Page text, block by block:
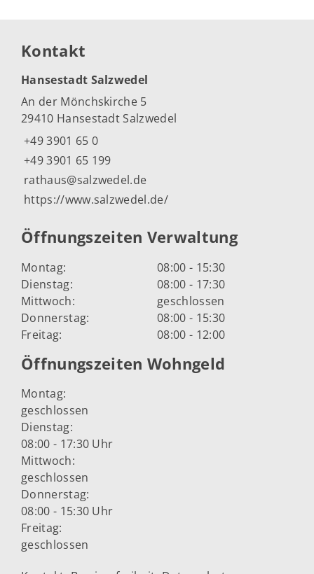
Kontakt
Hansestadt Salzwedel
An der Mönchskirche 5
29410 Hansestadt Salzwedel
+49 3901 65 0
+49 3901 65 199
rathaus@salzwedel.de
https://www.salzwedel.de/
Öffnungszeiten Verwaltung
Montag:
08:00 - 15:30
Dienstag:
08:00 - 17:30
Mittwoch:
geschlossen
Donnerstag:
08:00 - 15:30
Freitag:
08:00 - 12:00
Öffnungszeiten Wohngeld
Montag:
geschlossen
Dienstag:
08:00 - 17:30 Uhr
Mittwoch:
geschlossen
Donnerstag:
08:00 - 15:30 Uhr
Freitag:
geschlossen